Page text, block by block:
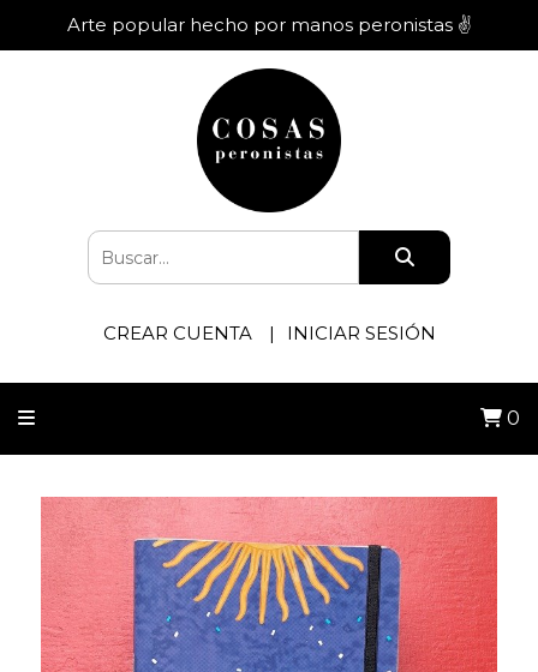
Arte popular hecho por manos peronistas ✌️
CREAR CUENTA INICIAR SESIÓN
0